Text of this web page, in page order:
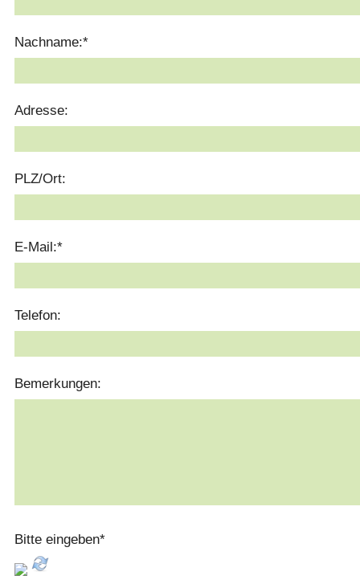
Nachname:*
Adresse:
PLZ/Ort:
E-Mail:*
Telefon:
Bemerkungen:
Bitte eingeben*